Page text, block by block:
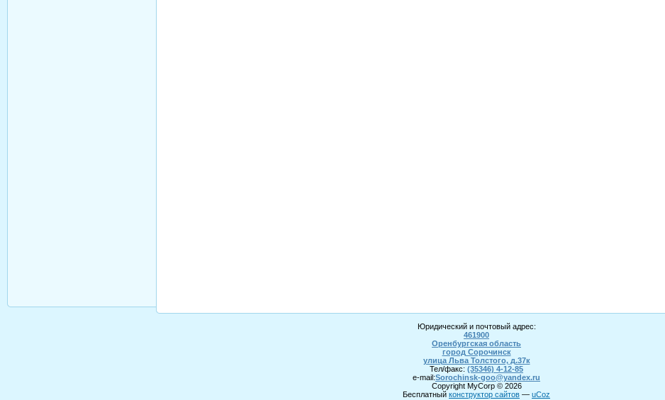
Юридический и почтовый адрес:
461900
Оренбургская область
город Сорочинск
улица Льва Толстого, д.37к
Тел/факс: (35346) 4-12-85
e-mail:Sorochinsk-goo@yandex.ru
Copyright MyCorp © 2026
Бесплатный конструктор сайтов — uCoz